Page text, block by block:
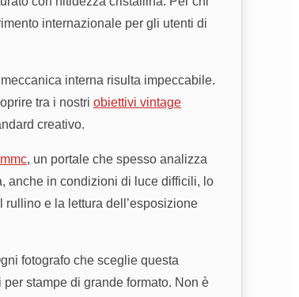
internazionale per gli utenti di
interna risulta impeccabile.
tra i nostri obiettivi vintage
creativo.
, un portale che spesso analizza
anche in condizioni di luce difficili, lo
e la lettura dell’esposizione
fotografo che sceglie questa
stampe di grande formato. Non è